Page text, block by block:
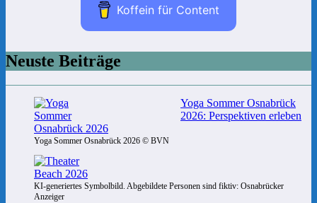
Koffein für Content
Neuste Beiträge
Yoga Sommer Osnabrück 2026 © BVN
Yoga Sommer Osnabrück
2026: Perspektiven erleben
KI-generiertes Symbolbild. Abgebildete Personen sind fiktiv: Osnabrücker
Anzeiger